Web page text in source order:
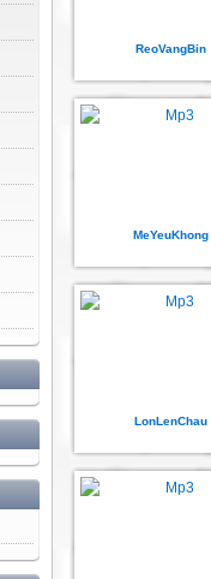
ReoVangBin
MeYeuKhong
LonLenChau